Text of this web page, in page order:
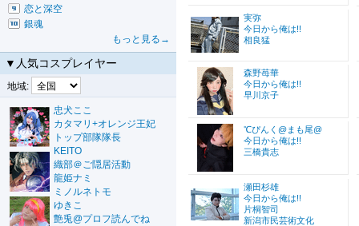
恋と深空
銀魂
もっと見る→
▼人気コスプレイヤー
地域:
忠犬ここ
カタマリ+オレンジ王妃
トップ部隊隊長
KEITO
織部＠ご隠居活動
龍姫ナミ
ミノルネトモ
ゆきこ
艶兎@プロフ読んでね
実弥
今日から俺は!!
相良猛
森野苺華
今日から俺は!!
早川京子
℃ぴんく@まも尾@
今日から俺は!!
三橋貴志
瀬田杉雄
今日から俺は!!
片桐智司
新潟市民芸術文化